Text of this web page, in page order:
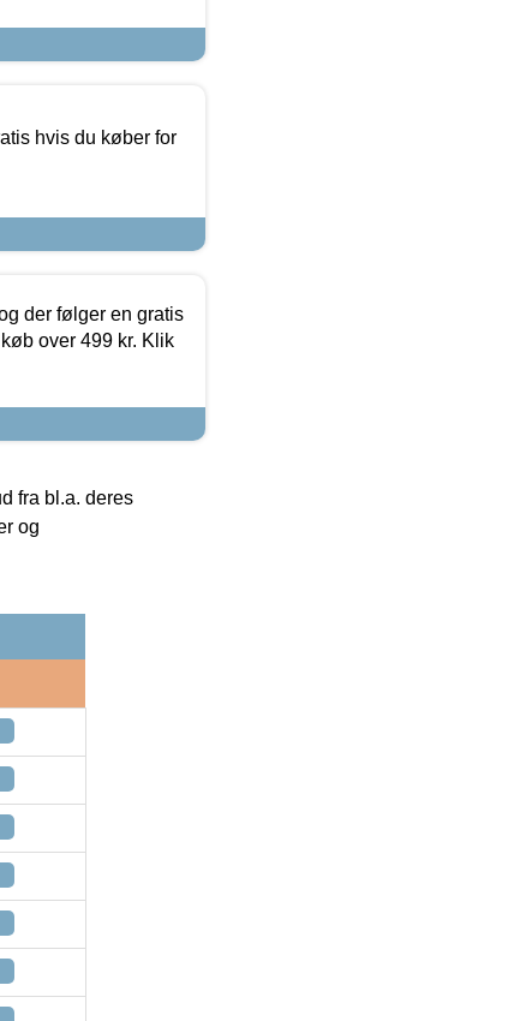
hvis du køber for
der følger en gratis
over 499 kr. Klik
fra bl.a. deres
og